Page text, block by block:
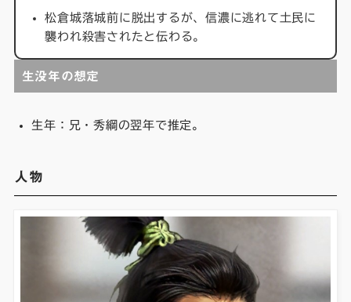
松倉城落城前に脱出するが、信濃に逃れて土民に
襲われ殺害されたと伝わる。
生没年の想定
生年：兄・秀綱の翌年で推定。
人物